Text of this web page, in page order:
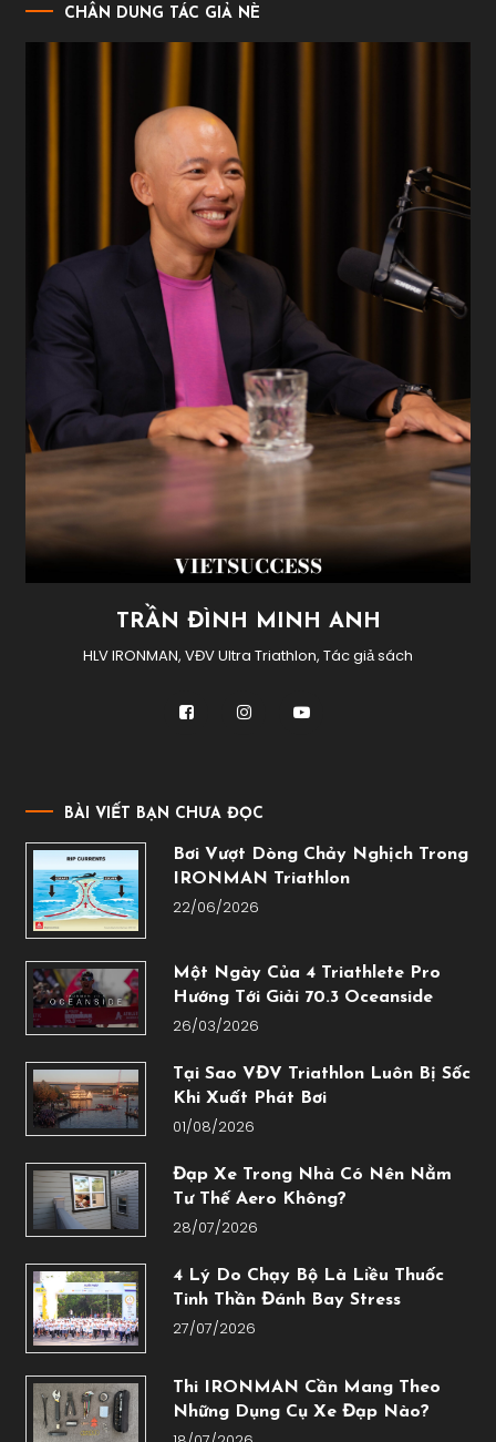
CHÂN DUNG TÁC GIẢ NÈ
TRẦN ĐÌNH MINH ANH
HLV IRONMAN, VĐV Ultra Triathlon, Tác giả sách
BÀI VIẾT BẠN CHƯA ĐỌC
Bơi Vượt Dòng Chảy Nghịch Trong
IRONMAN Triathlon
22/06/2026
Một Ngày Của 4 Triathlete Pro
Hướng Tới Giải 70.3 Oceanside
26/03/2026
Tại Sao VĐV Triathlon Luôn Bị Sốc
Khi Xuất Phát Bơi
01/08/2026
Đạp Xe Trong Nhà Có Nên Nằm
Tư Thế Aero Không?
28/07/2026
4 Lý Do Chạy Bộ Là Liều Thuốc
Tinh Thần Đánh Bay Stress
27/07/2026
Thi IRONMAN Cần Mang Theo
Những Dụng Cụ Xe Đạp Nào?